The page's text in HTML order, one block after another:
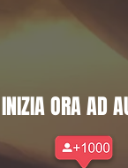
INIZIA ORA AD